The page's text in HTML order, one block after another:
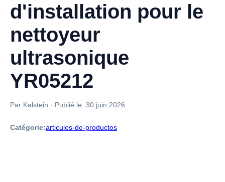
d'installation pour le
nettoyeur
ultrasonique
YR05212
Par Kalstein · Publié le: 30 juin 2026
Catégorie:articulos-de-productos